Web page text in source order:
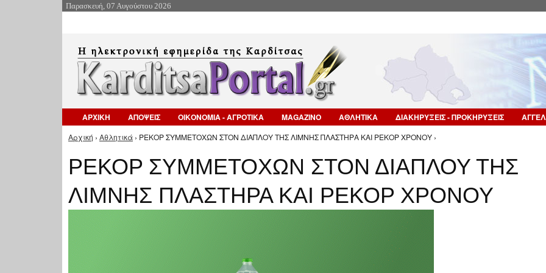
Παρασκευή, 07 Αυγούστου 2026
ΑΡΧΙΚΗ ΑΠΟΨΕΙΣ ΟΙΚΟΝΟΜΙΑ - ΑΓΡΟΤΙΚΑ MAGAZINO ΑΘΛΗΤΙΚΑ ΔΙΑΚΗΡΥΞΕΙΣ - ΠΡΟΚΗΡΥΞΕΙΣ
Είστε εδώ
Αρχική › Αθλητικά › ΡΕΚΟΡ ΣΥΜΜΕΤΟΧΩΝ ΣΤΟΝ ΔΙΑΠΛΟΥ ΤΗΣ ΛΙΜΝΗΣ ΠΛΑΣΤΗΡΑ ΚΑΙ ΡΕΚΟΡ ΧΡΟΝΟΥ ›
ΡΕΚΟΡ ΣΥΜΜΕΤΟΧΩΝ ΣΤΟΝ ΔΙΑΠΛΟΥ ΤΗΣ
ΛΙΜΝΗΣ ΠΛΑΣΤΗΡΑ ΚΑΙ ΡΕΚΟΡ ΧΡΟΝΟΥ